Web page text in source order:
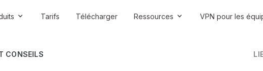
Tarifs Télécharger Ressources VPN pour les
CONSEILS